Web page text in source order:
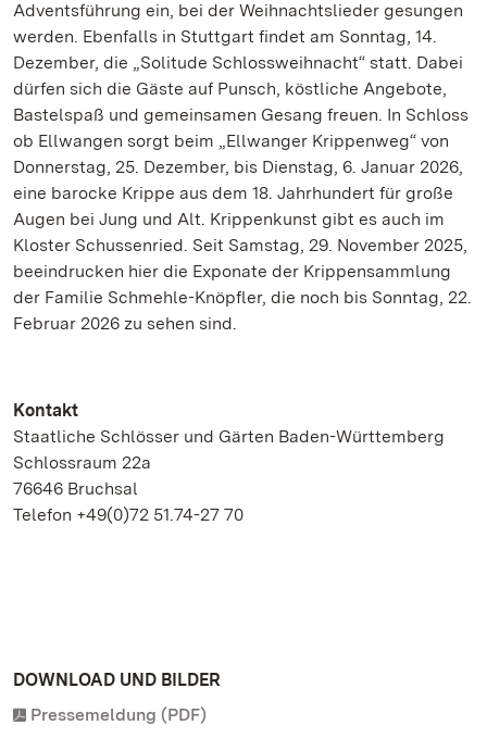
Adventsführung ein, bei der Weihnachtslieder gesungen
werden. Ebenfalls in Stuttgart findet am Sonntag, 14.
Dezember, die „Solitude Schlossweihnacht“ statt. Dabei
dürfen sich die Gäste auf Punsch, köstliche Angebote,
Bastelspaß und gemeinsamen Gesang freuen. In Schloss
ob Ellwangen sorgt beim „Ellwanger Krippenweg“ von
Donnerstag, 25. Dezember, bis Dienstag, 6. Januar 2026,
eine barocke Krippe aus dem 18. Jahrhundert für große
Augen bei Jung und Alt. Krippenkunst gibt es auch im
Kloster Schussenried. Seit Samstag, 29. November 2025,
beeindrucken hier die Exponate der Krippensammlung
der Familie Schmehle-Knöpfler, die noch bis Sonntag, 22.
Februar 2026 zu sehen sind.
Kontakt
Staatliche Schlösser und Gärten Baden-Württemberg
Schlossraum 22a
76646 Bruchsal
Telefon +49(0)72 51.74-27 70
DOWNLOAD UND BILDER
Pressemeldung (PDF)